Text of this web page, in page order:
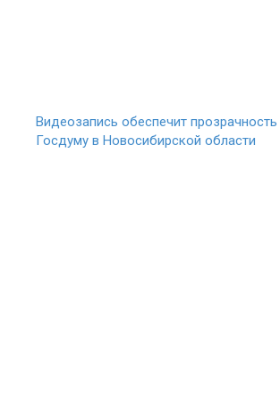
Видеозапись обеспечит
Госдуму в Новосибирской области